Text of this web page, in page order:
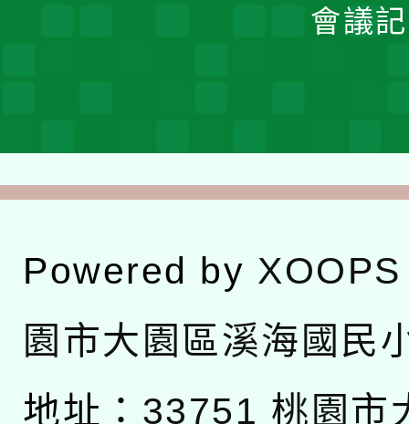
會議
Powered by XOOPS
園市大園區溪海國民
地址： 33751 桃園市